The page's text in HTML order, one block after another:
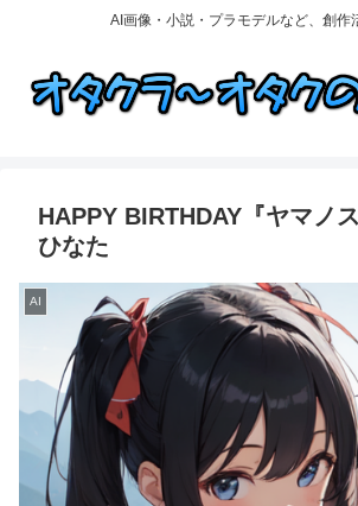
AI画像・小説・プラモデルなど、創作
HAPPY BIRTHDAY『ヤマノ
ひなた
AI